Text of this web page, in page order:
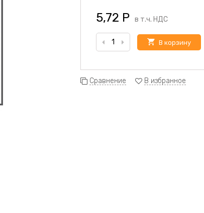
5,72 Р в т.ч. НДС
В корзину
Сравнение В избранное